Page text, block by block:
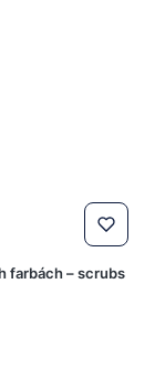
farbách – scrubs